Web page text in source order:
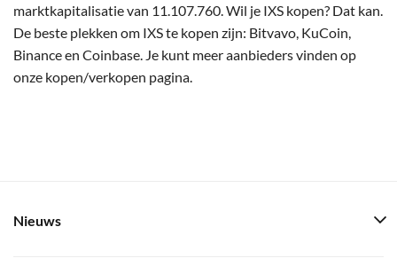
marktkapitalisatie van 11.107.760. Wil je IXS kopen? Dat kan.
De beste plekken om IXS te kopen zijn: Bitvavo, KuCoin,
Binance en Coinbase. Je kunt meer aanbieders vinden op
onze kopen/verkopen pagina.
Nieuws